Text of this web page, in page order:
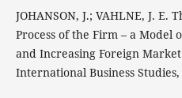
JOHANSON, J.; VAHLNE, J.
Process of the Firm – a Model
and Increasing Foreign
International Business Studies,